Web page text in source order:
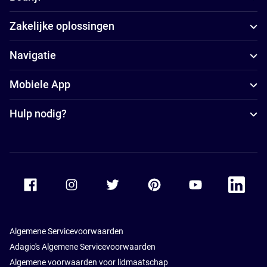
Zakelijke oplossingen
Navigatie
Mobiele App
Hulp nodig?
Accor Facebook Accor TwitterAccor PinterestAccor Youtube
Accor
Algemene Servicevoorwaarden
Adagio's Algemene Servicevoorwaarden
Algemene voorwaarden voor lidmaatschap